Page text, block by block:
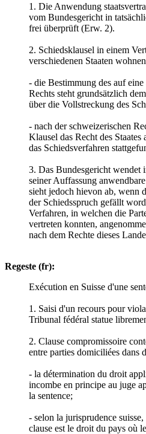
1. Die Anwendung
vom Bundesgericht in
frei überprüft (Erw. 2).
2. Schiedsklausel in einem
verschiedenen Staaten
- die Bestimmung des auf
Rechts steht grundsätzlich
über die Vollstreckung des
- nach der schweizerischen
Klausel das Recht des
das Schiedsverfahren
3. Das Bundesgericht wendet
seiner Auffassung
sieht jedoch hievon ab, wenn
der Schiedsspruch gefällt
Verfahren, in welchen die
vertreten konnten,
nach dem Rechte dieses
Regeste (fr):
Exécution en Suisse d'une
1. Saisi d'un recours pour
Tribunal fédéral statue
2. Clause compromissoire
entre parties domiciliées dans
- la détermination du droit
incombe en principe au juge
la sentence;
- selon la jurisprudence
clause est le droit du pays où